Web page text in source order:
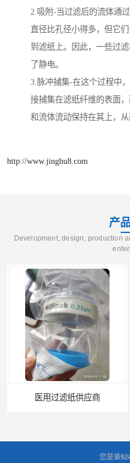
2.吸附-当过滤后的流体通
直径比孔径小得多，但它
到滤纸上。因此，一些过
了静电。
3.脉冲捕集-在这个过程中
接捕集在滤纸纤维的表面
和流体流动保持在其上，从
http://www.jinghu8.com
产
Development, design, production
医用过滤纸供应商
您是第